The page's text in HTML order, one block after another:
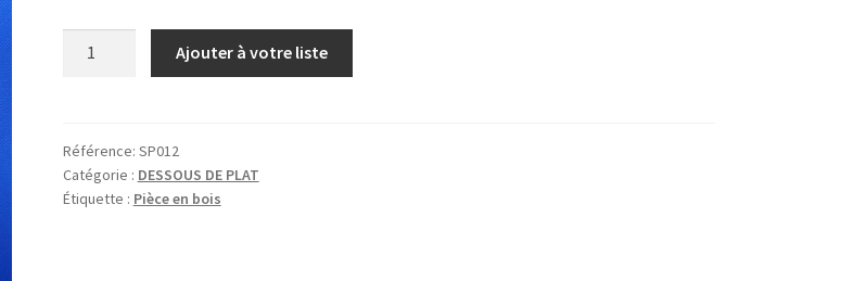
Ajouter à votre liste
Référence: SP012
Catégorie : DESSOUS DE PLAT
Étiquette : Pièce en bois